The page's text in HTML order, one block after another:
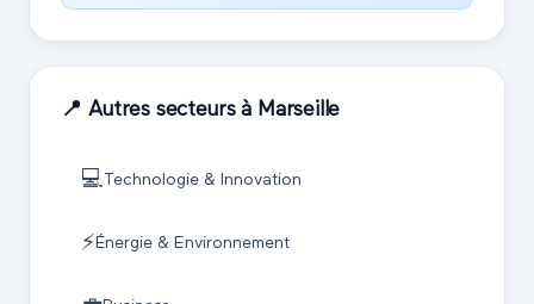
📍 Autres secteurs à Marseille
💻 Technologie & Innovation
⚡ Énergie & Environnement